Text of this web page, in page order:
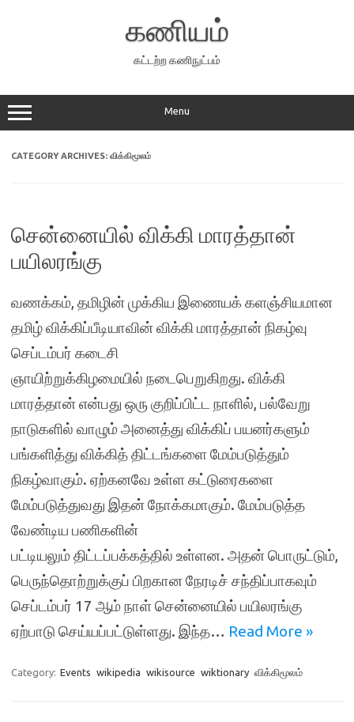
கணியம்
கட்டற்ற கணிநுட்பம்
Menu
CATEGORY ARCHIVES: விக்கிமூலம்
சென்னையில் விக்கி மாரத்தான்
பயிலரங்கு
வணக்கம், தமிழின் முக்கிய இணையக் களஞ்சியமான
தமிழ் விக்கிப்பீடியாவின் விக்கி மாரத்தான் நிகழ்வு
செப்டம்பர் கடைசி
ஞாயிற்றுக்கிழமையில் நடைபெறுகிறது. விக்கி
மாரத்தான் என்பது ஒரு குறிப்பிட்ட நாளில், பல்வேறு
நாடுகளில் வாழும் அனைத்து விக்கிப் பயனர்களும்
பங்களித்து விக்கித் திட்டங்களை மேம்படுத்தும்
நிகழ்வாகும். ஏற்கனவே உள்ள கட்டுரைகளை
மேம்படுத்துவது இதன் நோக்கமாகும். மேம்படுத்த
வேண்டிய பணிகளின்
பட்டியலும் திட்டப்பக்கத்தில் உள்ளன. அதன் பொருட்டும்,
பெருந்தொற்றுக்குப் பிறகான நேரடிச் சந்திப்பாகவும்
செப்டம்பர் 17 ஆம் நாள் சென்னையில் பயிலரங்கு
ஏற்பாடு செய்யப்பட்டுள்ளது. இந்த… Read More »
Category: Events wikipedia wikisource wiktionary விக்கிமூலம்